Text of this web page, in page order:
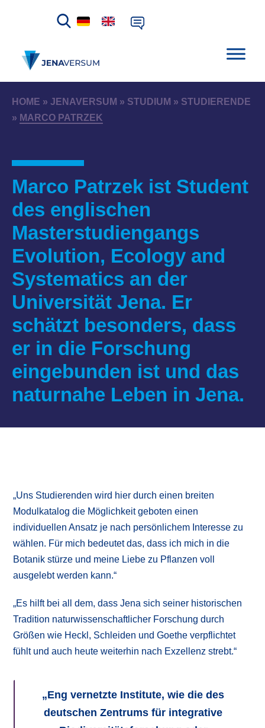
HOME » JENAVERSUM » STUDIUM » STUDIERENDE
» MARCO PATRZEK
Marco Patrzek ist Student
des englischen
Masterstudiengangs
Evolution, Ecology and
Systematics an der
Universität Jena. Er
schätzt besonders, dass
er in die Forschung
eingebunden ist und das
naturnahe Leben in Jena.
„Uns Studierenden wird hier durch einen breiten
Modulkatalog die Möglichkeit geboten einen
individuellen Ansatz je nach persönlichem Interesse zu
wählen. Für mich bedeutet das, dass ich mich in die
Botanik stürze und meine Liebe zu Pflanzen voll
ausgelebt werden kann.“
„Es hilft bei all dem, dass Jena sich seiner historischen
Tradition naturwissenschaftlicher Forschung durch
Größen wie Heckl, Schleiden und Goethe verpflichtet
fühlt und auch heute weiterhin nach Exzellenz strebt.“
„Eng vernetzte Institute, wie die des
deutschen Zentrums für integrative